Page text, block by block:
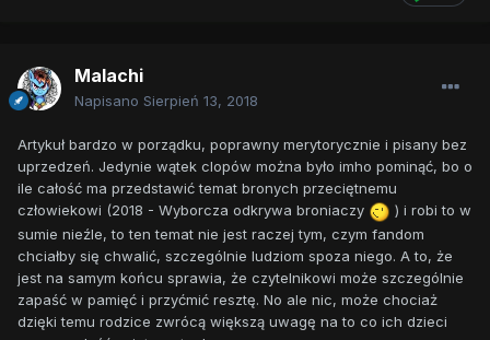
Malachi
Napisano Sierpień 13, 2018
Artykuł bardzo w porządku, poprawny merytorycznie i pisany bez
uprzedzeń. Jedynie wątek clopów można było imho pominąć, bo o
ile całość ma przedstawić temat bronych przeciętnemu
człowiekowi (2018 - Wyborcza odkrywa broniaczy
) i robi to w
sumie nieźle, to ten temat nie jest raczej tym, czym fandom
chciałby się chwalić, szczególnie ludziom spoza niego. A to, że
jest na samym końcu sprawia, że czytelnikowi może szczególnie
zapaść w pamięć i przyćmić resztę. No ale nic, może chociaż
dzięki temu rodzice zwrócą większą uwagę na to co ich dzieci